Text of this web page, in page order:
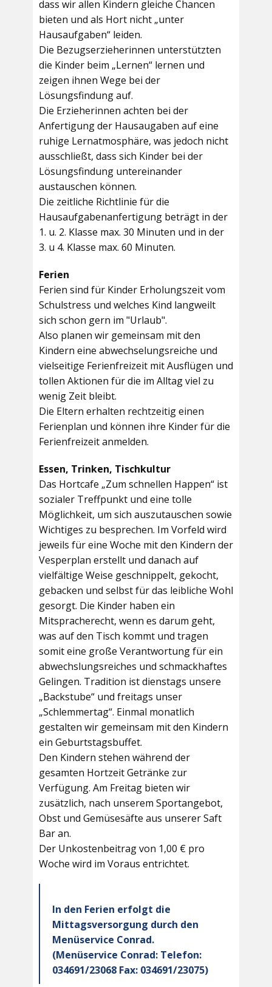
dass wir allen Kindern gleiche Chancen
bieten und als Hort nicht „unter
Hausaufgaben“ leiden.
Die Bezugserzieherinnen unterstützten
die Kinder beim „Lernen“ lernen und
zeigen ihnen Wege bei der
Lösungsfindung auf.
Die Erzieherinnen achten bei der
Anfertigung der Hausaugaben auf eine
ruhige Lernatmosphäre, was jedoch nicht
ausschließt, dass sich Kinder bei der
Lösungsfindung untereinander
austauschen können.
Die zeitliche Richtlinie für die
Hausaufgabenanfertigung beträgt in der
1. u. 2. Klasse max. 30 Minuten und in der
3. u 4. Klasse max. 60 Minuten.
Ferien
Ferien sind für Kinder Erholungszeit vom
Schulstress und welches Kind langweilt
sich schon gern im "Urlaub".
Also planen wir gemeinsam mit den
Kindern eine abwechselungsreiche und
vielseitige Ferienfreizeit mit Ausflügen und
tollen Aktionen für die im Alltag viel zu
wenig Zeit bleibt.
Die Eltern erhalten rechtzeitig einen
Ferienplan und können ihre Kinder für die
Ferienfreizeit anmelden.
Essen, Trinken, Tischkultur
Das Hortcafe „Zum schnellen Happen“ ist
sozialer Treffpunkt und eine tolle
Möglichkeit, um sich auszutauschen sowie
Wichtiges zu besprechen. Im Vorfeld wird
jeweils für eine Woche mit den Kindern der
Vesperplan erstellt und danach auf
vielfältige Weise geschnippelt, gekocht,
gebacken und selbst für das leibliche Wohl
gesorgt. Die Kinder haben ein
Mitspracherecht, wenn es darum geht,
was auf den Tisch kommt und tragen
somit eine große Verantwortung für ein
abwechslungsreiches und schmackhaftes
Gelingen. Tradition ist dienstags unsere
„Backstube“ und freitags unser
„Schlemmertag“. Einmal monatlich
gestalten wir gemeinsam mit den Kindern
ein Geburtstagsbuffet.
Den Kindern stehen während der
gesamten Hortzeit Getränke zur
Verfügung. Am Freitag bieten wir
zusätzlich, nach unserem Sportangebot,
Obst und Gemüsesäfte aus unserer Saft
Bar an.
Der Unkostenbeitrag von 1,00 € pro
Woche wird im Voraus entrichtet.
In den Ferien erfolgt die
Mittagsversorgung durch den
Menüservice Conrad.
(Menüservice Conrad: Telefon:
034691/23068 Fax: 034691/23075)